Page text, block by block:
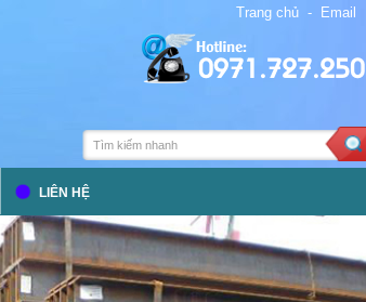
0971.727.250
Trang chủ - Email
LIÊN HỆ